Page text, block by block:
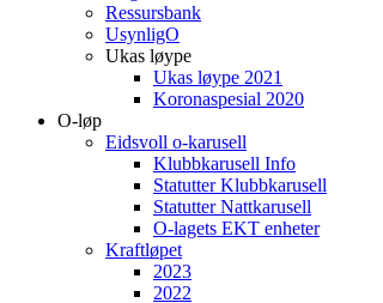
Ressursbank
UsynligO
Ukas løype
Ukas løype 2021
Koronaspesial 2020
O-løp
Eidsvoll o-karusell
Klubbkarusell Info
Statutter Klubbkarusell
Statutter Nattkarusell
O-lagets EKT enheter
Kraftløpet
2023
2022